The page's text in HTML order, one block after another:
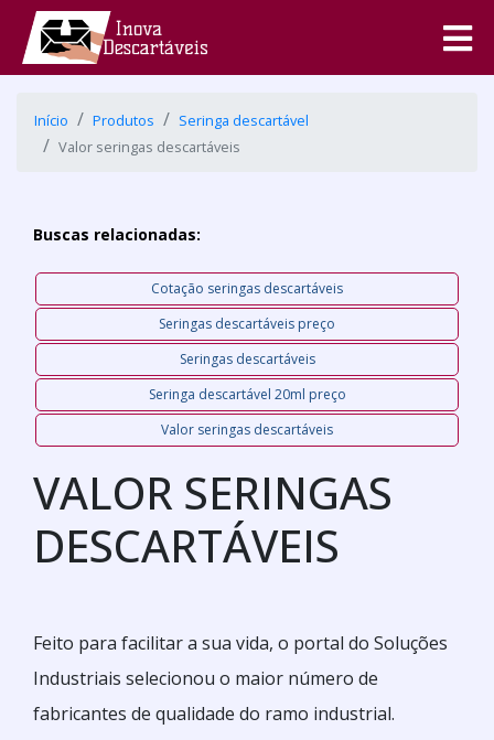
Início Produtos
Seringa descartável
Valor seringas descartáveis
Buscas relacionadas:
Cotação seringas descartáveis
Seringas descartáveis preço
Seringas descartáveis
Seringa descartável 20ml preço
Valor seringas descartáveis
VALOR SERINGAS
DESCARTÁVEIS
Feito para facilitar a sua vida, o portal do Soluções
Industriais selecionou o maior número de
fabricantes de qualidade do ramo industrial.